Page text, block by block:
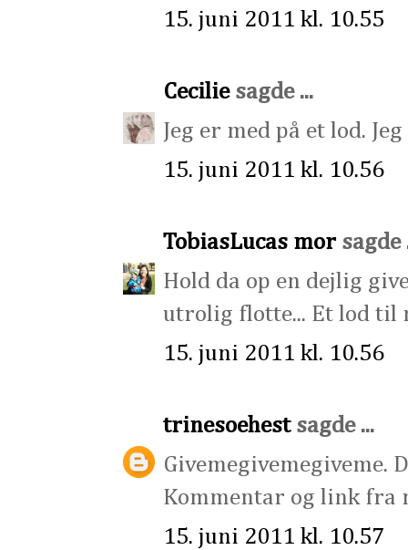
15. juni 2011 kl. 10.55
Ceciliesagde ...
Jeg er med på et lod.
15. juni 2011 kl. 10.56
TobiasLucas mor sagde
Hold da op en dejlig
utrolig flotte... Et lod til
15. juni 2011 kl. 10.56
trinesoehestsagde ...
Givemegivemegiveme.
Kommentar og link fra
15. juni 2011 kl. 10.57